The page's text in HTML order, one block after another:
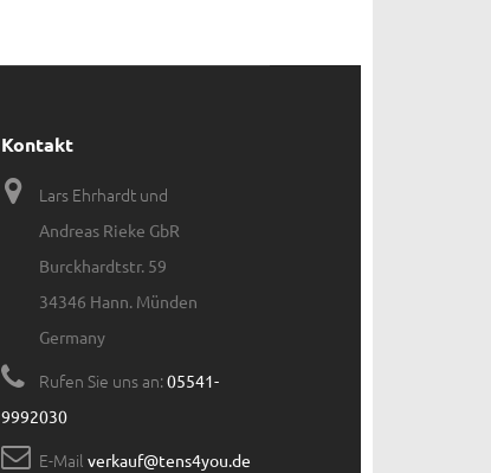
Kontakt
Lars Ehrhardt und
Andreas Rieke GbR
Burckhardtstr. 59
34346 Hann. Münden
Germany
Rufen Sie uns an:05541-
9992030
E-Mail verkauf@tens4you.de